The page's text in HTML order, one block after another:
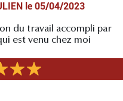
le 05/04/2023
du travail accompli par
est venu chez moi